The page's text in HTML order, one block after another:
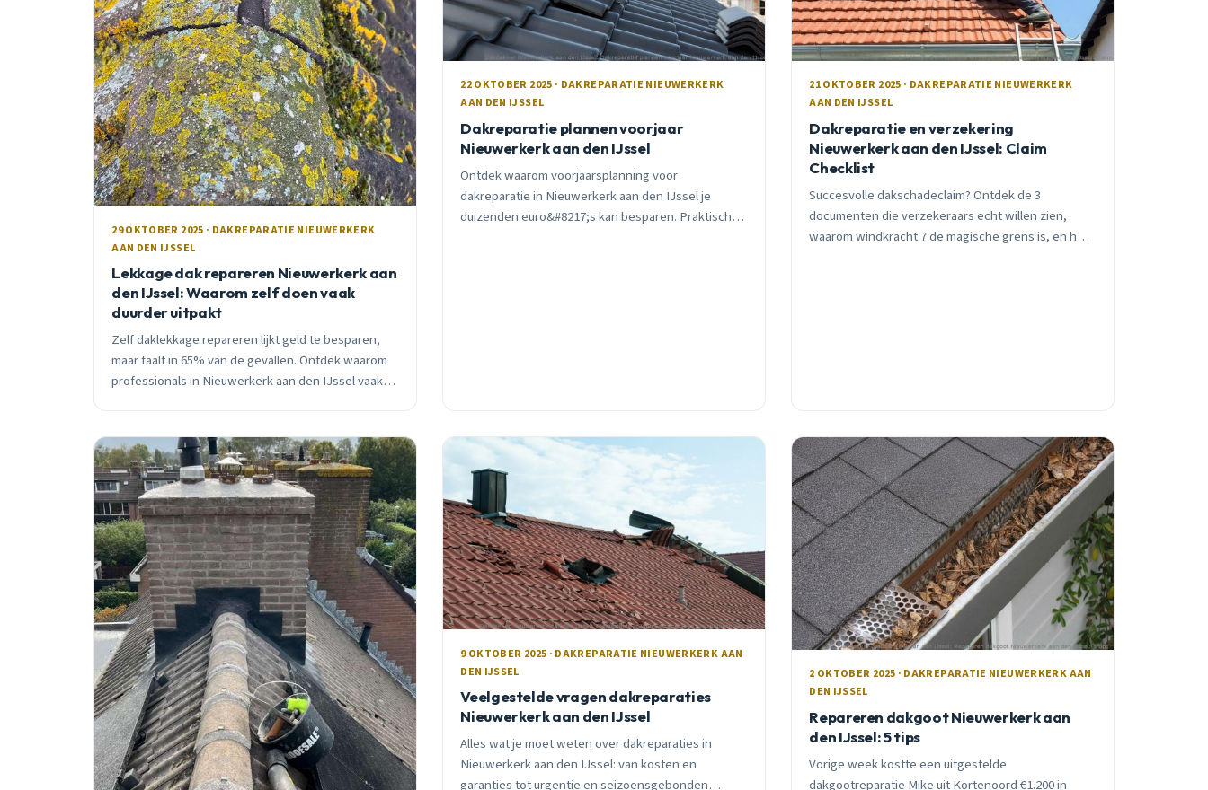
29 OKTOBER 2025 · DAKREPARATIE NIEUWERKERK
AAN DEN IJSSEL
Lekkage dak repareren Nieuwerkerk aan
den IJssel: Waarom zelf doen vaak
duurder uitpakt
Zelf daklekkage repareren lijkt geld te besparen,
maar faalt in 65% van de gevallen. Ontdek waarom
professionals in Nieuwerkerk aan den IJssel vaak
22 OKTOBER 2025 · DAKREPARATIE NIEUWERKERK
AAN DEN IJSSEL
Dakreparatie plannen voorjaar
Nieuwerkerk aan den IJssel
Ontdek waarom voorjaarsplanning voor
dakreparatie in Nieuwerkerk aan den IJssel je
duizenden euro&#8217;s kan besparen. Praktische
21 OKTOBER 2025 · DAKREPARATIE NIEUWERKERK
AAN DEN IJSSEL
Dakreparatie en verzekering
Nieuwerkerk aan den IJssel: Claim
Checklist
Succesvolle dakschadeclaim? Ontdek de 3
documenten die verzekeraars echt willen zien,
waarom windkracht 7 de magische grens is, en hoe
9 OKTOBER 2025 · DAKREPARATIE NIEUWERKERK AAN
DEN IJSSEL
Veelgestelde vragen dakreparaties
Nieuwerkerk aan den IJssel
Alles wat je moet weten over dakreparaties in
Nieuwerkerk aan den IJssel: van kosten en
garanties tot urgentie en seizoensgebonden
2 OKTOBER 2025 · DAKREPARATIE NIEUWERKERK AAN
DEN IJSSEL
Repareren dakgoot Nieuwerkerk aan
den IJssel: 5 tips
Vorige week kostte een uitgestelde
dakgootreparatie Mike uit Kortenoord €1.200 in